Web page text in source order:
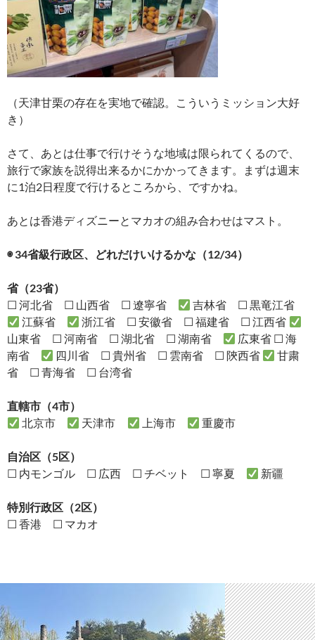
（天津甘栗の存在を実地で確認。こういうミッション大好
き）
さて、あとは仕事で行けそうな地域は限られてくるので、
旅行で家族を説得出来るかにかかってきます。まずは週末
に1泊2日程度で行けるところから、ですかね。
あとは香港ディズニーとマカオの組み合わせはマスト。
◉ 34省級行政区、どれだけいけるかな（12/34）
省（23省）
☐ 河北省 ☐ 山西省 ☐ 遼寧省
吉林省 ☐ 黒竜江省
江蘇省
浙江省 ☐ 安徽省 ☐ 福建省 ☐ 江西省
山東省 ☐ 河南省 ☐ 湖北省 ☐ 湖南省
広東省 ☐ 海
南省
四川省 ☐ 貴州省 ☐ 雲南省 ☐ 陝西省
甘粛
省 ☐ 青海省 ☐ 台湾省
直轄市（4市）
北京市
天津市 上海市 重慶市
自治区（5区）
☐ 内モンゴル ☐ 広西 ☐ チベット ☐ 寧夏
新疆
特別行政区（2区）
☐ 香港 ☐ マカオ